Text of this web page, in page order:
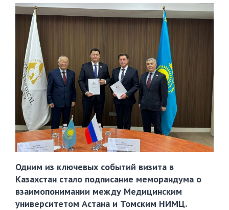
Одним из ключевых событий визита в
Казахстан стало подписание меморандума о
взаимопонимании между Медицинским
университетом Астана и Томским НИМЦ.